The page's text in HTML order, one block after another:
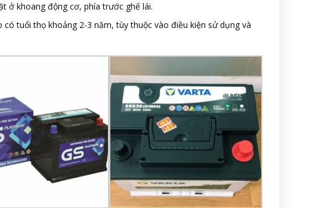
ở khoang động cơ, phía trước ghế lái.
có tuổi thọ khoảng 2-3 năm, tùy thuộc vào điều kiện sử dụng và